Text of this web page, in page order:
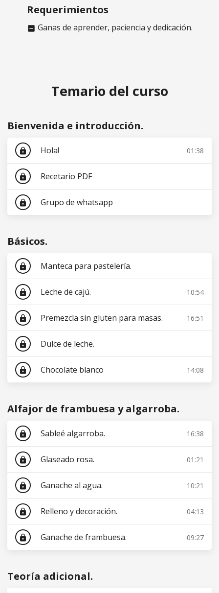
Requerimientos
indeterminate_check_box Ganas de aprender, paciencia y dedicación.
Temario del curso
Bienvenida e introducción.
lock Hola! 01:38
lock Recetario PDF
lock Grupo de whatsapp
Básicos.
lock Manteca para pastelería.
lock Leche de cajú. 10:54
lock Premezcla sin gluten para masas. 16:51
lock Dulce de leche.
lock Chocolate blanco 14:08
Alfajor de frambuesa y algarroba.
lock Sableé algarroba. 16:38
lock Glaseado rosa. 01:21
lock Ganache al agua. 10:21
lock Relleno y decoración. 04:13
lock Ganache de frambuesa. 09:27
Teoría adicional.